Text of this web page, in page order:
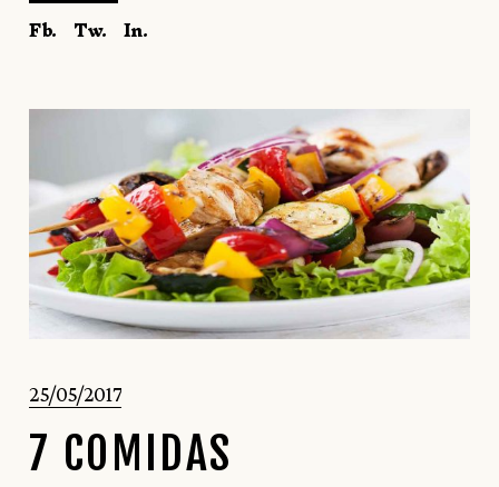
Fb. Tw. In.
25/05/2017
7 COMIDAS